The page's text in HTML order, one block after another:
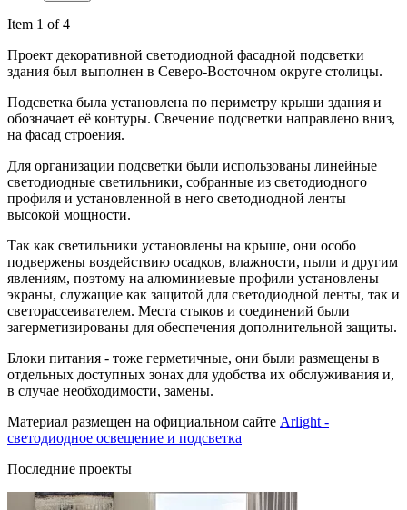
Item 1 of 4
Проект декоративной светодиодной фасадной подсветки
здания был выполнен в Северо-Восточном округе столицы.
Подсветка была установлена по периметру крыши здания и
обозначает её контуры. Свечение подсветки направлено вниз,
на фасад строения.
Для организации подсветки были использованы линейные
светодиодные светильники, собранные из светодиодного
профиля и установленной в него светодиодной ленты
высокой мощности.
Так как светильники установлены на крыше, они особо
подвержены воздействию осадков, влажности, пыли и другим
явлениям, поэтому на алюминиевые профили установлены
экраны, служащие как защитой для светодиодной ленты, так и
светорассеивателем. Места стыков и соединений были
загерметизированы для обеспечения дополнительной защиты.
Блоки питания - тоже герметичные, они были размещены в
отдельных доступных зонах для удобства их обслуживания и,
в случае необходимости, замены.
Материал размещен на официальном сайте Arlight -
светодиодное освещение и подсветка
Последние проекты